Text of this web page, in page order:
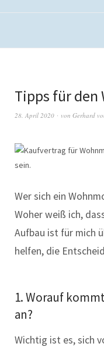
Tipps für
28. April 2020 von Gerhard
sein.
Wer sich ein
Woher weiß ich,
Aufbau ist für mich
helfen, die
1. Worauf
an?
Wichtig ist es, sich